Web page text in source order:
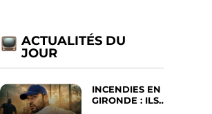
ACTUALITÉS DU
JOUR
INCENDIES EN
GIRONDE : ILS